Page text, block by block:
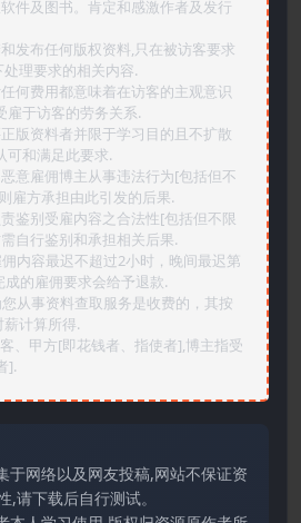
件及图书。肯定和感激作者及发行
发布任何版权资料,只在被访客要求
理要求的相关内容.
何费用都意味着在访客的主观意识
雇于访客的劳务关系.
版资料者并限于学习目的且不扩散
可和满足此要求.
意雇佣博主从事违法行为[包括但不
雇方承担由此引发的后果.
鉴别受雇内容之合法性[包括但不限
自行鉴别和承担相关后果.
内容最迟不超过2小时，晚间最迟第
的雇佣要求会给予退款.
从事资料查取服务是收费的，其按
计算所得.
、甲方[即花钱者、指使者],博主指受
].
于网络以及网友投稿,网站不保证资
,请下载后自行测试。